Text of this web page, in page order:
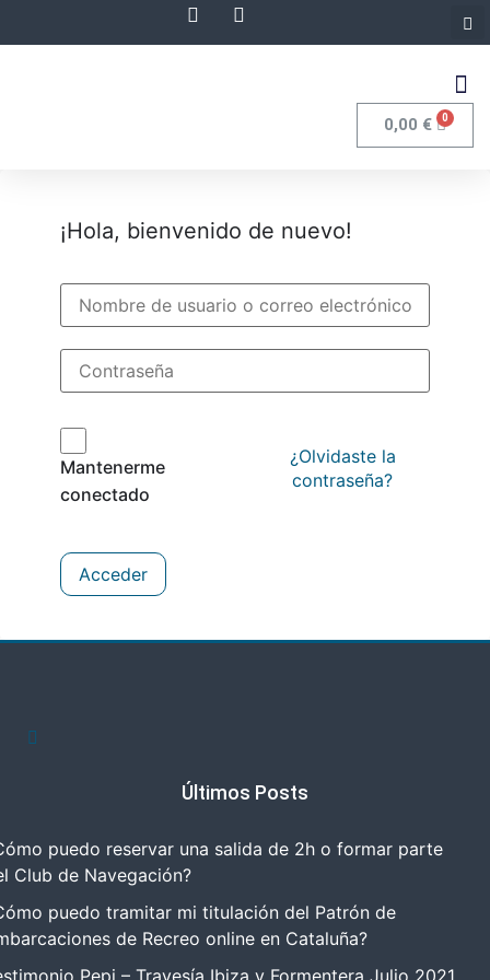
0,00 € 0
¡Hola, bienvenido de nuevo!
Mantenerme
conectado
¿Olvidaste la
contraseña?
Acceder
Últimos Posts
puedo reservar una salida de 2h o formar parte
Club de Navegación?
puedo tramitar mi titulación del Patrón de
de Recreo online en Cataluña?
Pepi – Travesía Ibiza y Formentera Julio 2021